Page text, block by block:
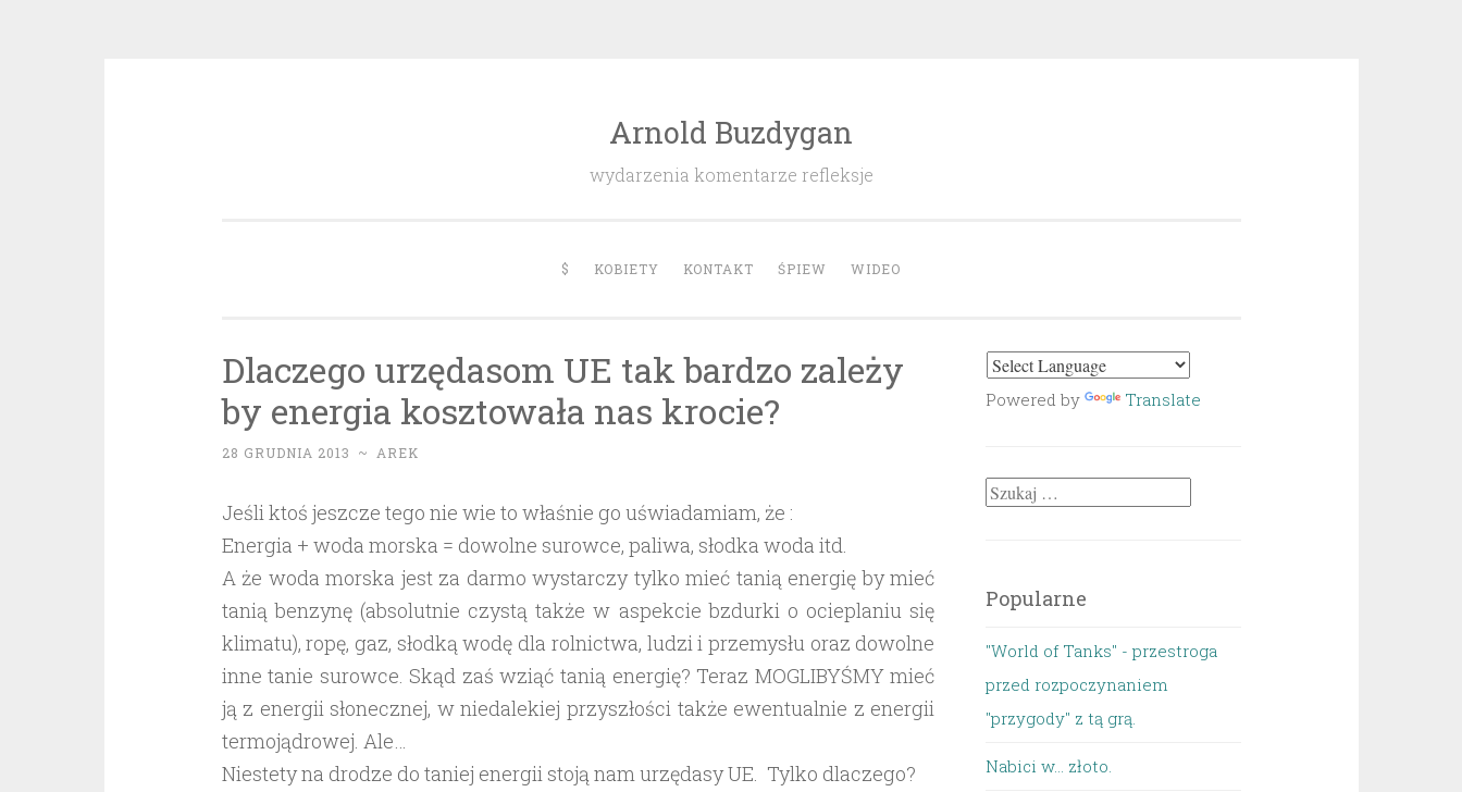
Arnold Buzdygan
wydarzenia komentarze refleksje
$ KOBIETY KONTAKT ŚPIEW WIDEO
Dlaczego urzędasom UE tak bardzo zależy
by energia kosztowała nas krocie?
28 GRUDNIA 2013 ~ AREK
Jeśli ktoś jeszcze tego nie wie to właśnie go uświadamiam, że :
Energia + woda morska = dowolne surowce, paliwa, słodka woda itd.
A że woda morska jest za darmo wystarczy tylko mieć tanią energię by mieć
tanią benzynę (absolutnie czystą także w aspekcie bzdurki o ocieplaniu się
klimatu), ropę, gaz, słodką wodę dla rolnictwa, ludzi i przemysłu oraz dowolne
inne tanie surowce. Skąd zaś wziąć tanią energię? Teraz MOGLIBYŚMY mieć
ją z energii słonecznej, w niedalekiej przyszłości także ewentualnie z energii
termojądrowej. Ale…
Niestety na drodze do taniej energii stoją nam urzędasy UE. Tylko dlaczego?
Powered by Translate
Szukaj:
Popularne
"World of Tanks" - przestroga
przed rozpoczynaniem
"przygody" z tą grą.
Nabici w... złoto.